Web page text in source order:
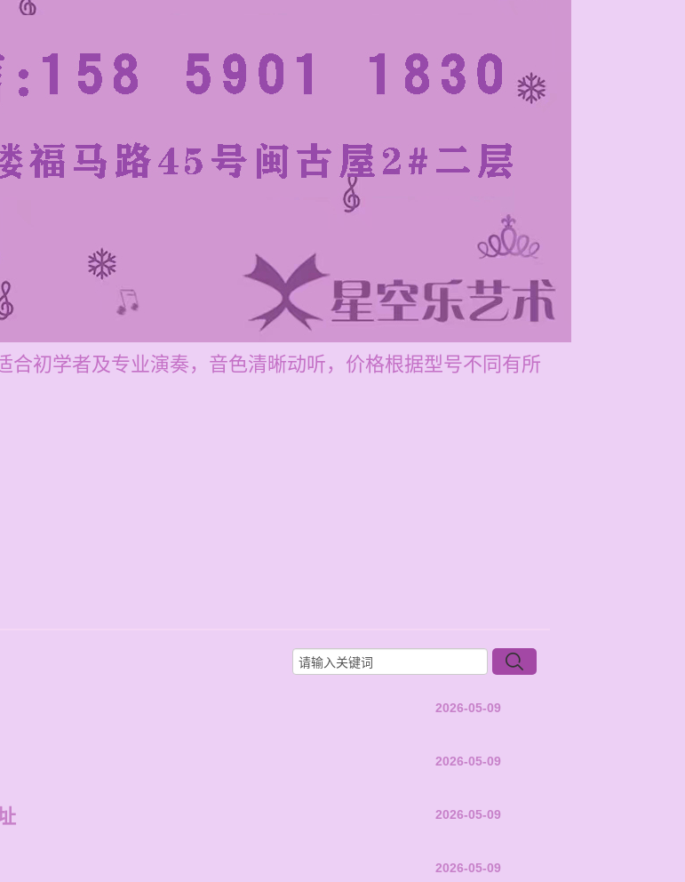
合初学者及专业演奏，音色清晰动听，价格根据型号不同有所
2026-05-09
2026-05-09
2026-05-09
2026-05-09